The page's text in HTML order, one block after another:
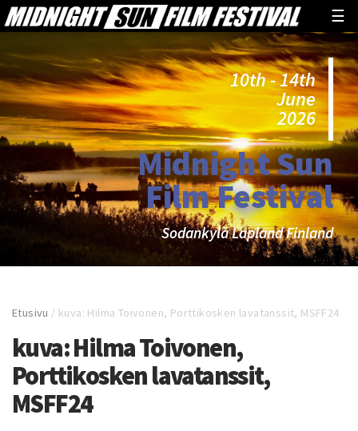
☰
10th - 14th
June
2026
Midnight Sun
Film Festival
Sodankylä Lapland Finland
Etusivu / kuva: Hilma Toivonen, Porttikosken lavatanssit, MSFF24
kuva: Hilma Toivonen,
Porttikosken lavatanssit,
MSFF24